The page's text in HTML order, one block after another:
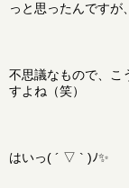
っと思ったんですが
不思議なもので、こ
すよね（笑）
はいっ( ´ ▽ ` )ﾉ✨